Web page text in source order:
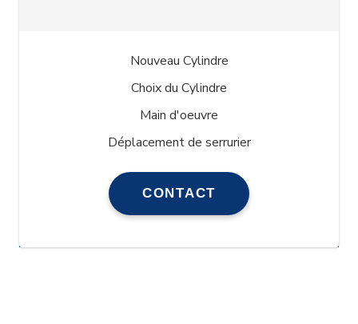
Nouveau Cylindre
Choix du Cylindre
Main d'oeuvre
Déplacement de serrurier
CONTACT